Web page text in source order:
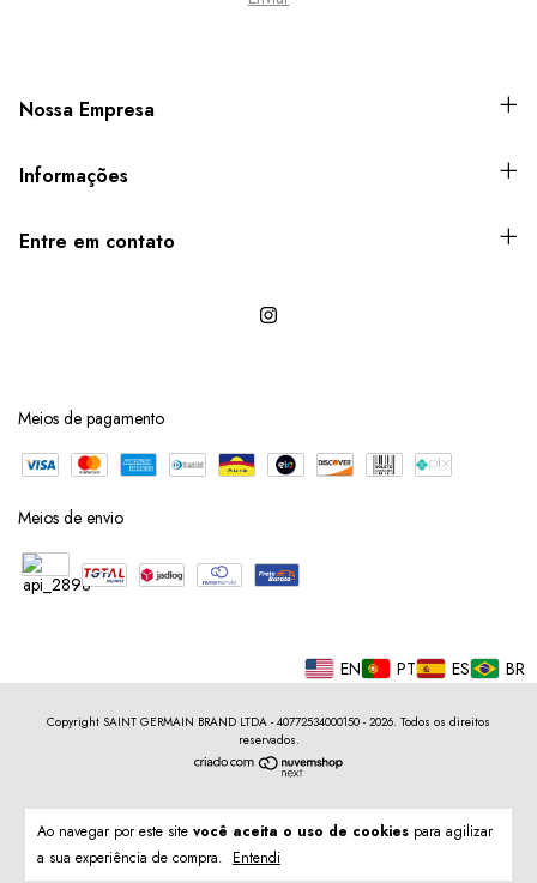
Ao navegar por este site você aceita o uso de cookies para agilizar
a sua experiência de compra. Entendi
Nossa Empresa
Informações
Entre em contato
Meios de pagamento
Meios de envio
EN PT ES BR
Copyright SAINT GERMAIN BRAND LTDA - 40772534000150 - 2026. Todos os direitos
reservados.